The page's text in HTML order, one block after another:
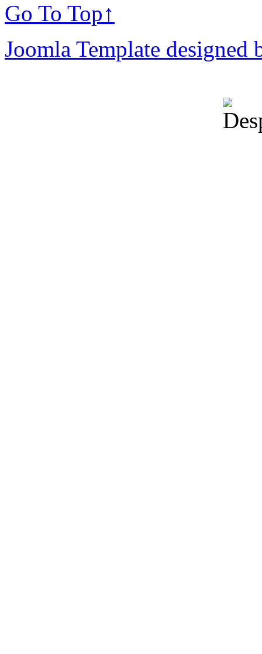
Go To Top↑
Joomla Template designed